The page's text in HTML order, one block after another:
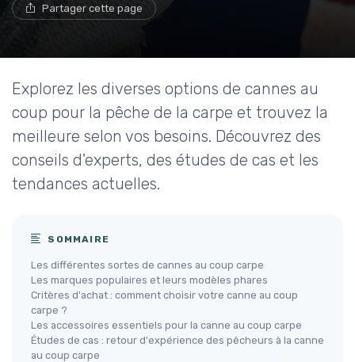
Partager cette page
Explorez les diverses options de cannes au
coup pour la pêche de la carpe et trouvez la
meilleure selon vos besoins. Découvrez des
conseils d'experts, des études de cas et les
tendances actuelles.
SOMMAIRE
Les différentes sortes de cannes au coup carpe
Les marques populaires et leurs modèles phares
Critères d'achat : comment choisir votre canne au coup
carpe ?
Les accessoires essentiels pour la canne au coup carpe
Études de cas : retour d'expérience des pêcheurs à la canne
au coup carpe